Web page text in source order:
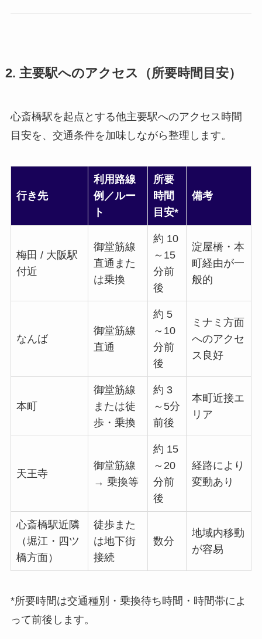
2. 主要駅へのアクセス（所要時間目安）
心斎橋駅を起点とする他主要駅へのアクセス時間
目安を、交通条件を加味しながら整理します。
行き先
利用路線
例／ルー
ト
所要
時間
目安*
備考
梅田 / 大阪駅
付近
御堂筋線
直通また
は乗換
約 10
～15
分前
後
淀屋橋・本
町経由が一
般的
なんば
御堂筋線
直通
約 5
～10
分前
後
ミナミ方面
へのアクセ
ス良好
本町
御堂筋線
または徒
歩・乗換
約 3
～5分
前後
本町近接エ
リア
天王寺
御堂筋線
→ 乗換等
約 15
～20
分前
後
経路により
変動あり
心斎橋駅近隣
（堀江・四ツ
橋方面）
徒歩また
は地下街
接続
数分
地域内移動
が容易
*所要時間は交通種別・乗換待ち時間・時間帯によ
って前後します。